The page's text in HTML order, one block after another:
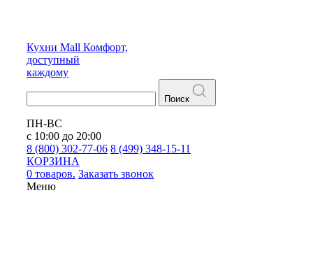
Кухни Mall Комфорт,
доступный
каждому
Поиск
ПН-ВС
с 10:00 до 20:00
8 (800) 302-77-06 8 (499) 348-15-11
КОРЗИНА
0 товаров. Заказать звонок
Меню